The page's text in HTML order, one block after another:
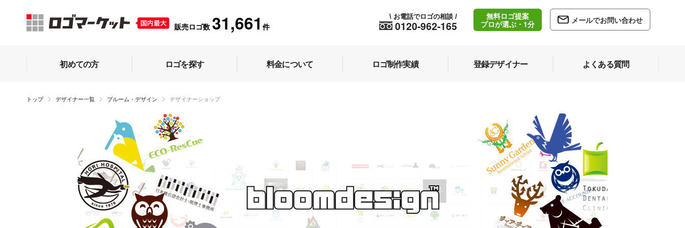
販売ロゴ数 31,661 件 0120-962-165
\ お電話でロゴの相談 /
無料ロゴ提案
プロが選ぶ・1分
メールでお問い合わせ
初めての方 ロゴを探す 料金について ロゴ制作実績 登録デザイナー よくある質問
トップ デザイナー一覧 ブルーム・デザイン デザイナーショップ